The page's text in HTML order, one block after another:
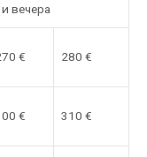
вечера
€ 280 €
€ 310 €